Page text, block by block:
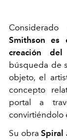
Smithson
creación
búsqueda de
objeto, el
concepto
portal a
convirtiéndolo
Su obraSpiral